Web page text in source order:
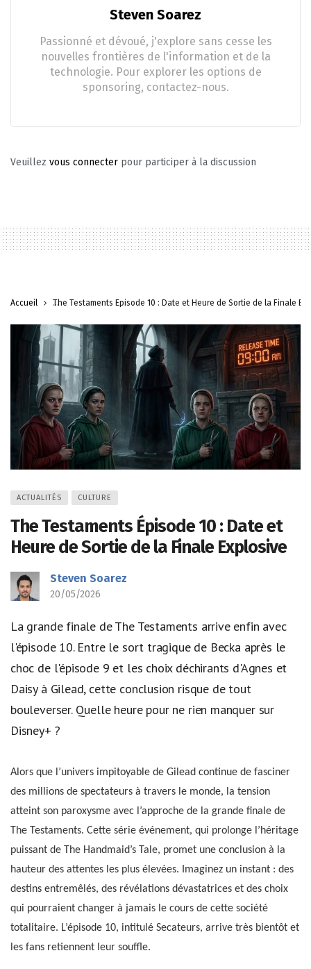
Steven Soarez
Passionné et dévoué, j'explore sans cesse les
nouvelles frontières de l'information et de la
technologie. Pour explorer les options de
sponsoring, contactez-nous.
Veuillez vous connecter pour participer à la discussion
Accueil The Testaments Épisode 10 : Date et Heure de Sortie de la Finale
ACTUALITÉS CULTURE
The Testaments Épisode 10 : Date et
Heure de Sortie de la Finale Explosive
Steven Soarez
20/05/2026
La grande finale de The Testaments arrive enfin avec
l'épisode 10. Entre le sort tragique de Becka après le
choc de l'épisode 9 et les choix déchirants d'Agnes et
Daisy à Gilead, cette conclusion risque de tout
bouleverser. Quelle heure pour ne rien manquer sur
Disney+ ?
Alors que l’univers impitoyable de Gilead continue de fasciner
des millions de spectateurs à travers le monde, la tension
atteint son paroxysme avec l’approche de la grande finale de
The Testaments. Cette série événement, qui prolonge l’héritage
puissant de The Handmaid’s Tale, promet une conclusion à la
hauteur des attentes les plus élevées. Imaginez un instant : des
destins entremêlés, des révélations dévastatrices et des choix
qui pourraient changer à jamais le cours de cette société
totalitaire. L’épisode 10, intitulé Secateurs, arrive très bientôt et
les fans retiennent leur souffle.